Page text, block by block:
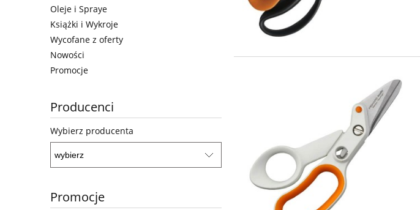
Oleje i Spraye
Książki i Wykroje
Wycofane z oferty
Nowości
Promocje
Producenci
Wybierz producenta
Promocje